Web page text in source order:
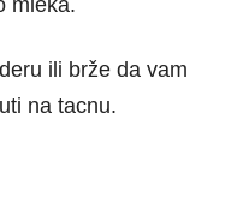
ili brže da vam
na tacnu.